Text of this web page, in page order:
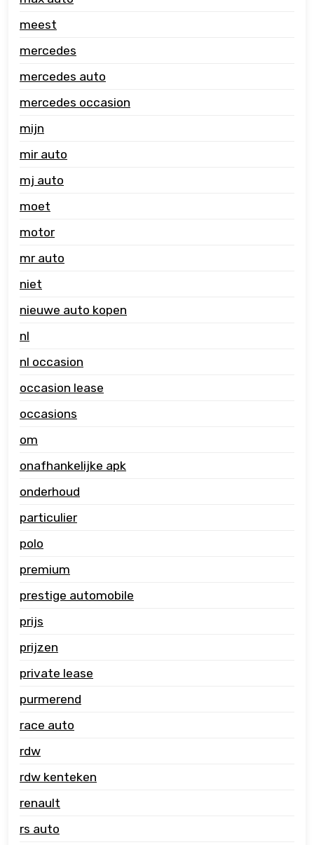
meest
mercedes
mercedes auto
mercedes occasion
mijn
mir auto
mj auto
moet
motor
mr auto
niet
nieuwe auto kopen
nl
nl occasion
occasion lease
occasions
om
onafhankelijke apk
onderhoud
particulier
polo
premium
prestige automobile
prijs
prijzen
private lease
purmerend
race auto
rdw
rdw kenteken
renault
rs auto